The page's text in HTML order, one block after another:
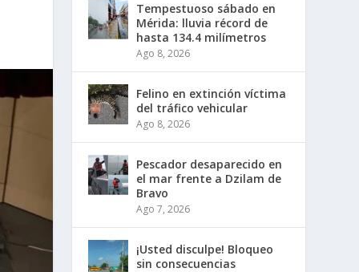
Tempestuoso sábado en
Mérida: lluvia récord de
hasta 134.4 milímetros
Ago 8, 2026
Felino en extinción víctima
del tráfico vehicular
Ago 8, 2026
Pescador desaparecido en
el mar frente a Dzilam de
Bravo
Ago 7, 2026
¡Usted disculpe! Bloqueo
sin consecuencias